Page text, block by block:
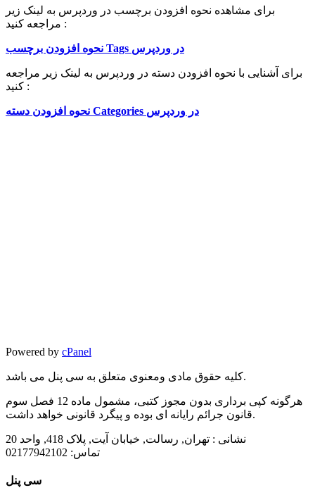
برای مشاهده نحوه افزودن برچسب در وردپرس به لینک زیر
مراجعه کنید :
نحوه افزودن برچسب Tags در وردپرس
برای آشنایی با نحوه افزودن دسته در وردپرس به لینک زیر مراجعه
کنید :
نحوه افزودن دسته Categories در وردپرس
Powered by cPanel
کلیه حقوق مادی ومعنوی متعلق به سی پنل می باشد.
هرگونه کپی برداری بدون مجوز کتبی، مشمول ماده 12 فصل سوم
قانون جرائم رایانه ای بوده و پیگرد قانونی خواهد داشت.
نشانی : تهران, رسالت, خیابان آیت, پلاک 418, واحد 20
تماس:
سی پنل